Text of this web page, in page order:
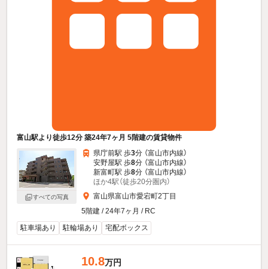
富山駅より徒歩12分 築24年7ヶ月 5階建の賃貸物件
すべての写真
県庁前駅 歩3分 （富山市内線）
安野屋駅 歩8分 （富山市内線）
新富町駅 歩8分 （富山市内線）
ほか4駅（徒歩20分圏内）
富山県富山市愛宕町2丁目
5階建 / 24年7ヶ月 / RC
駐車場あり
駐輪場あり 宅配ボックス
10.8万円